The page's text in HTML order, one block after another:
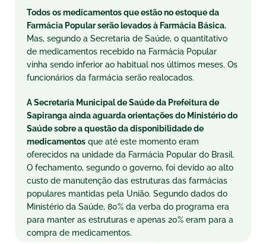
Todos os medicamentos que estão no estoque da
Farmácia Popular serão levados à Farmácia Básica.
Mas, segundo a Secretaria de Saúde, o quantitativo
de medicamentos recebido na Farmácia Popular
vinha sendo inferior ao habitual nos últimos meses. Os
funcionários da farmácia serão realocados.
A Secretaria Municipal de Saúde da Prefeitura de
Sapiranga ainda aguarda orientações do Ministério do
Saúde sobre a questão da disponibilidade de
medicamentos que até este momento eram
oferecidos na unidade da Farmácia Popular do Brasil.
O fechamento, segundo o governo, foi devido ao alto
custo de manutenção das estruturas das farmácias
populares mantidas pela União. Segundo dados do
Ministério da Saúde, 80% da verba do programa era
para manter as estruturas e apenas 20% eram para a
compra de medicamentos.